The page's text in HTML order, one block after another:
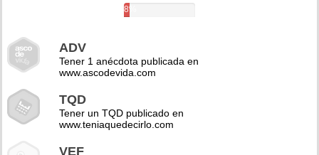
8%
ADV
Tener 1 anécdota publicada en
www.ascodevida.com
TQD
Tener un TQD publicado en
www.teniaquedecirlo.com
VEF